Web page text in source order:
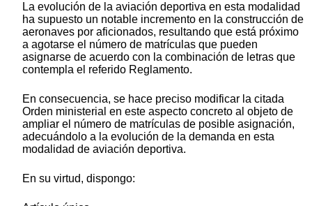
La evolución de la aviación deportiva en esta modalidad
ha supuesto un notable incremento en la construcción de
aeronaves por aficionados, resultando que está próximo
a agotarse el número de matrículas que pueden
asignarse de acuerdo con la combinación de letras que
contempla el referido Reglamento.
En consecuencia, se hace preciso modificar la citada
Orden ministerial en este aspecto concreto al objeto de
ampliar el número de matrículas de posible asignación,
adecuándolo a la evolución de la demanda en esta
modalidad de aviación deportiva.
En su virtud, dispongo: